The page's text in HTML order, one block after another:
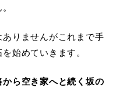
りませんがこれまで手
始めていきます。
ら空き家へと続く坂の